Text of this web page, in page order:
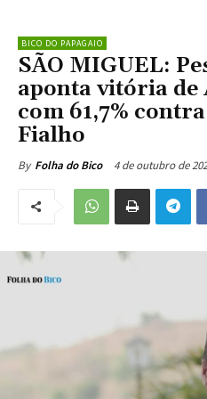
BICO DO PAPAGAIO
SÃO MIGUEL:
aponta vitória
com 61,7%
Fialho
By Folha do Bico 4 de outubro de